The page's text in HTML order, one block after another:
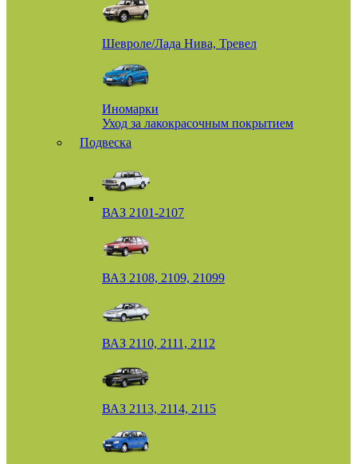
Шевроле/Лада Нива, Тревел
Иномарки
Уход за лакокрасочным покрытием
Подвеска
ВАЗ 2101-2107
ВАЗ 2108, 2109, 21099
ВАЗ 2110, 2111, 2112
ВАЗ 2113, 2114, 2115